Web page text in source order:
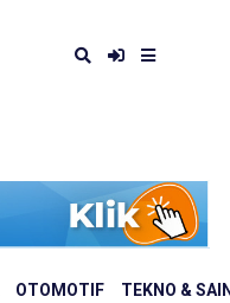
OTOMOTIF TEKNO &